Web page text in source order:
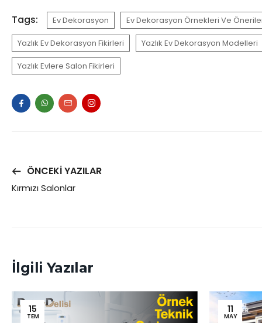
Tags: Ev Dekorasyon Ev Dekorasyon Örnekleri Ve
Yazlık Ev Dekorasyon Fikirleri Yazlık Ev Dekorasyon Modelleri
Yazlık Evlere Salon Fikirleri
ÖNCEKI YAZILAR
Kırmızı Salonlar
İlgili Yazılar
15
TEM
11
MAY